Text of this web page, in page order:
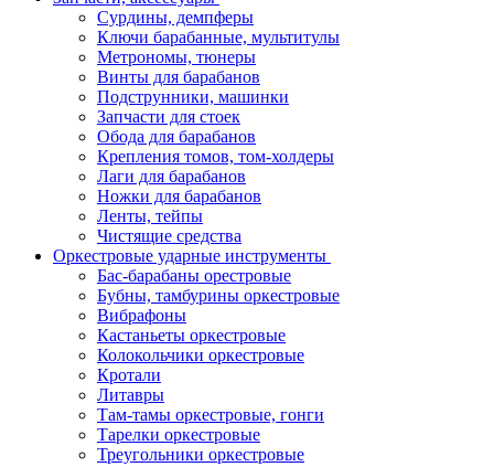
Сурдины, демпферы
Ключи барабанные, мультитулы
Метрономы, тюнеры
Винты для барабанов
Подструнники, машинки
Запчасти для стоек
Обода для барабанов
Крепления томов, том-холдеры
Лаги для барабанов
Ножки для барабанов
Ленты, тейпы
Чистящие средства
Оркестровые ударные инструменты
Бас-барабаны орестровые
Бубны, тамбурины оркестровые
Вибрафоны
Кастаньеты оркестровые
Колокольчики оркестровые
Кротали
Литавры
Там-тамы оркестровые, гонги
Тарелки оркестровые
Треугольники оркестровые